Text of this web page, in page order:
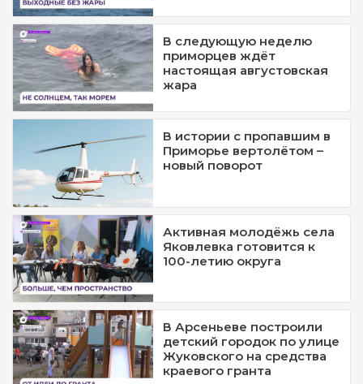
В следующую неделю
приморцев ждёт
настоящая августовская
жара
В истории с пропавшим в
Приморье вертолётом –
новый поворот
Активная молодёжь села
Яковлевка готовится к
100-летию округа
В Арсеньеве построили
детский городок по улице
Жуковского на средства
краевого гранта